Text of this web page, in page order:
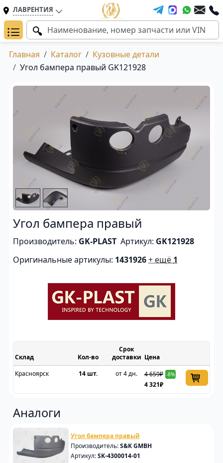
ЛАВРЕНТИЯ
Главная Каталог
Кузовные детали
Угол бампера правый GK121928
Угол бампера правый
Производитель: GK-PLAST Артикул: GK121928
Оригинальные артикулы: 1431926+ ещё 1
Склад
Срок
доставки Цена
Красноярск
14 шт. от 4 дн. 4 659₽ -8%
4 321₽
Аналоги
Угол бампера правый
Производитель:S&K GMBH
Артикул:SK-4300014-01